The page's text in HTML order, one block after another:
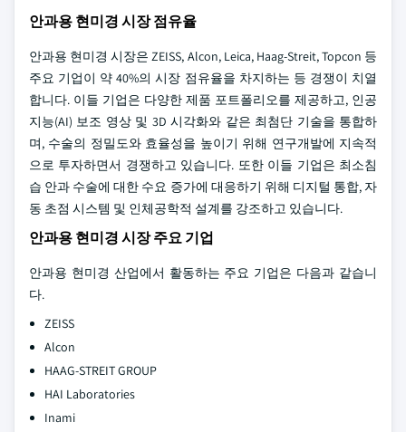
안과용 현미경 시장 점유율
안과용 현미경 시장은 ZEISS, Alcon, Leica, Haag-Streit, Topcon 등
주요 기업이 약 40%의 시장 점유율을 차지하는 등 경쟁이 치열
합니다. 이들 기업은 다양한 제품 포트폴리오를 제공하고, 인공
지능(AI) 보조 영상 및 3D 시각화와 같은 최첨단 기술을 통합하
며, 수술의 정밀도와 효율성을 높이기 위해 연구개발에 지속적
으로 투자하면서 경쟁하고 있습니다. 또한 이들 기업은 최소침
습 안과 수술에 대한 수요 증가에 대응하기 위해 디지털 통합, 자
동 초점 시스템 및 인체공학적 설계를 강조하고 있습니다.
안과용 현미경 시장 주요 기업
안과용 현미경 산업에서 활동하는 주요 기업은 다음과 같습니
다.
ZEISS
Alcon
HAAG-STREIT GROUP
HAI Laboratories
Inami